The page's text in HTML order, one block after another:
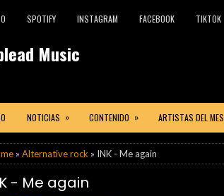
SPOTIFY INSTAGRAM FACEBOOK TIKTOK
Music
NOTICIAS » CONTENIDO » ARTISTAS DEL MES
» Alternative rock » INK - Me again
- Me again